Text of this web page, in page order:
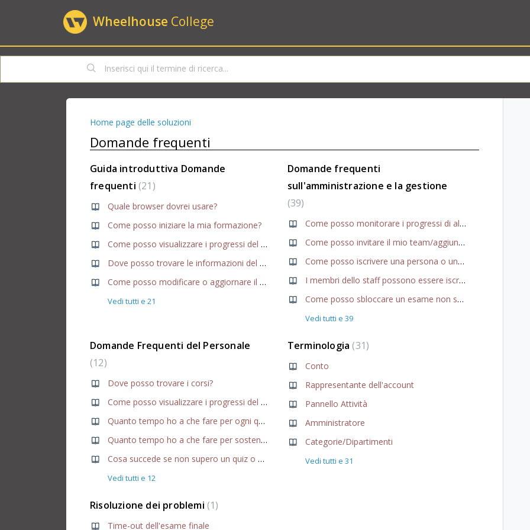
Wheelhouse College
Home page delle soluzioni
Domande frequenti
Guida introduttiva Domande
frequenti 21
Quale browser dovrei usare?
Come posso iniziare la mia formazione?
Come posso visualizzare i progressi del mio corso?
Dove posso trovare le informazioni del mio profilo?
Come posso modificare o aggiornare il mio indirizzo e-mail?
Vedi tutti e 21
Domande frequenti
sull'amministrazione e la gestione
39
Come posso monitorare i progressi di allenamento del mio team?
Come posso invitare il mio team/aggiungere utenti?
Come posso iscrivere una persona o un gruppo di persone ai corsi?
I membri dello staff possono essere iscritti a corsi di gestione?
Come posso sbloccare un esame non superato?
Vedi tutti e 39
Domande Frequenti del Personale
12
Dove posso trovare i corsi?
Come posso visualizzare i progressi del mio corso?
Quanto tempo ho a che fare per ogni quiz?
Quanto tempo ho a che fare per sostenere ogni esame?
Cosa succede se non supero un quiz o un esame?
Vedi tutti e 12
Terminologia 31
Conto
Rappresentante dell'account
Pannello Attività
Amministratore
Categorie/Dipartimenti
Vedi tutti e 31
Risoluzione dei problemi 1
Time-out dell'esame finale